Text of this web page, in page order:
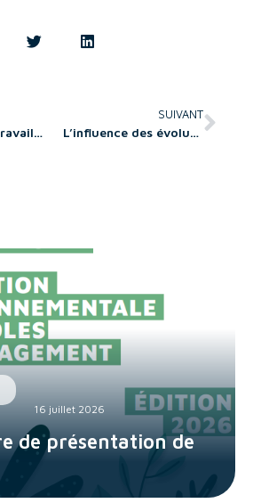
Travail et non-travail : telle est la gestion ? Une étude du travail, du professionnalisme et de leurs (non)sens à la lumière des activités de non-travail au bureau
SUIVANT
L’influence des évolutions de business model sur la résilience organisationnelle : Le cas de la haute cuisine française face à la crise de la Covid-19
16 juillet 2026
de présentation de